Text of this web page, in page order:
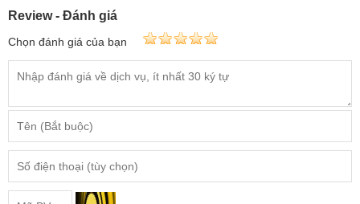
Review - Đánh giá
Chọn đánh giá của bạn